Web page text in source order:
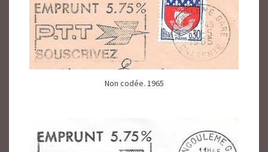
Non codée. 1965